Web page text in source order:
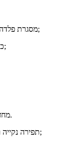
4> מסגרת פלדה באיכות גבוהה מבטיחה כיסא זה יחזיק מעמד שנים;
5>כורסה פשוטה יכולה להתאים לכל מה שאתם צריכים;
9> מטען USD, בקרת LED, מחזיקי משקה וכן הלאה זמין.
10> תפירה נקייה וחזקה מעניקה לה מראה מודרני שיתאים לכל חדר;